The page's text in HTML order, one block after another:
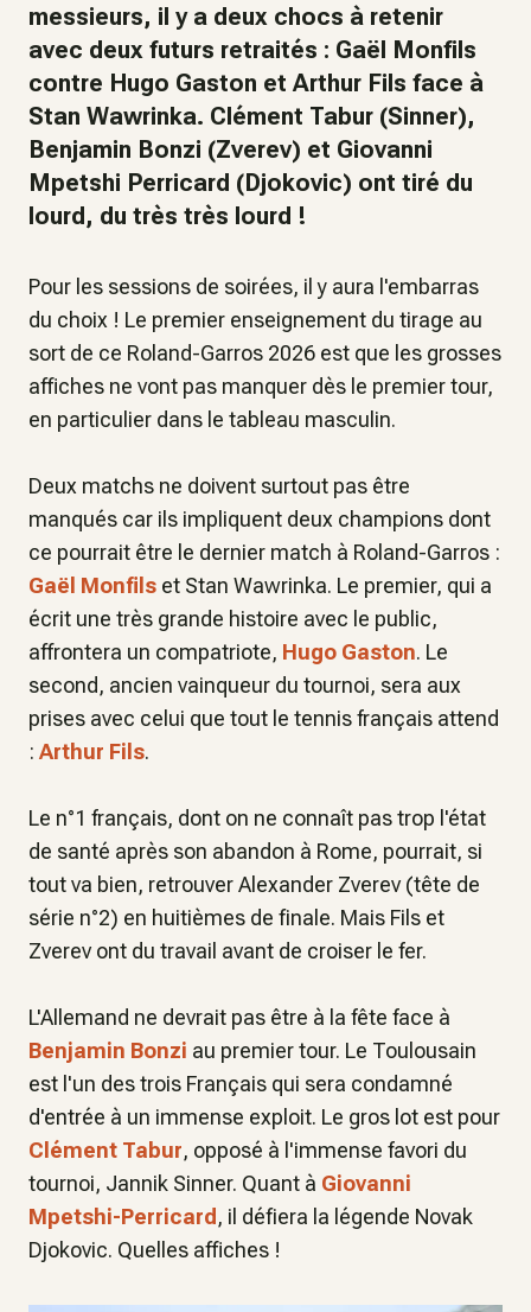
messieurs, il y a deux chocs à retenir
avec deux futurs retraités : Gaël Monfils
contre Hugo Gaston et Arthur Fils face à
Stan Wawrinka. Clément Tabur (Sinner),
Benjamin Bonzi (Zverev) et Giovanni
Mpetshi Perricard (Djokovic) ont tiré du
lourd, du très très lourd !
Pour les sessions de soirées, il y aura l'embarras
du choix ! Le premier enseignement du tirage au
sort de ce Roland-Garros 2026 est que les grosses
affiches ne vont pas manquer dès le premier tour,
en particulier dans le tableau masculin.
Deux matchs ne doivent surtout pas être
manqués car ils impliquent deux champions dont
ce pourrait être le dernier match à Roland-Garros :
Gaël Monfils et Stan Wawrinka. Le premier, qui a
écrit une très grande histoire avec le public,
affrontera un compatriote, Hugo Gaston. Le
second, ancien vainqueur du tournoi, sera aux
prises avec celui que tout le tennis français attend
: Arthur Fils.
Le n°1 français, dont on ne connaît pas trop l'état
de santé après son abandon à Rome, pourrait, si
tout va bien, retrouver Alexander Zverev (tête de
série n°2) en huitièmes de finale. Mais Fils et
Zverev ont du travail avant de croiser le fer.
L'Allemand ne devrait pas être à la fête face à
Benjamin Bonzi au premier tour. Le Toulousain
est l'un des trois Français qui sera condamné
d'entrée à un immense exploit. Le gros lot est pour
Clément Tabur, opposé à l'immense favori du
tournoi, Jannik Sinner. Quant à Giovanni
Mpetshi-Perricard , il défiera la légende Novak
Djokovic. Quelles affiches !